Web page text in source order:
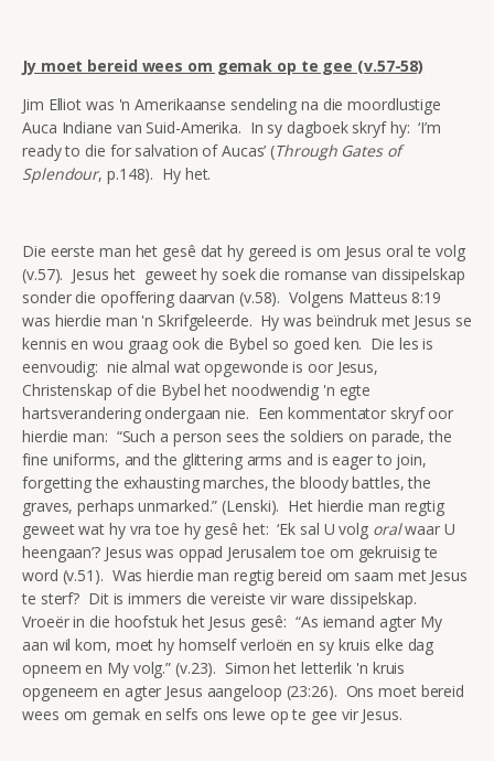
Jy moet bereid wees om gemak op te gee (v.57-58)
Jim Elliot was 'n Amerikaanse sendeling na die moordlustige
Auca Indiane van Suid-Amerika. In sy dagboek skryf hy: ‘I’m
ready to die for salvation of Aucas’ (Through Gates of
Splendour, p.148). Hy het.
Die eerste man het gesê dat hy gereed is om Jesus oral te volg
(v.57). Jesus het geweet hy soek die romanse van dissipelskap
sonder die opoffering daarvan (v.58). Volgens Matteus 8:19
was hierdie man 'n Skrifgeleerde. Hy was beïndruk met Jesus se
kennis en wou graag ook die Bybel so goed ken. Die les is
eenvoudig: nie almal wat opgewonde is oor Jesus,
Christenskap of die Bybel het noodwendig 'n egte
hartsverandering ondergaan nie. Een kommentator skryf oor
hierdie man: “Such a person sees the soldiers on parade, the
fine uniforms, and the glittering arms and is eager to join,
forgetting the exhausting marches, the bloody battles, the
graves, perhaps unmarked.” (Lenski). Het hierdie man regtig
geweet wat hy vra toe hy gesê het: ‘Ek sal U volg oralwaar U
heengaan’? Jesus was oppad Jerusalem toe om gekruisig te
word (v.51). Was hierdie man regtig bereid om saam met Jesus
te sterf? Dit is immers die vereiste vir ware dissipelskap.
Vroeër in die hoofstuk het Jesus gesê: “As iemand agter My
aan wil kom, moet hy homself verloën en sy kruis elke dag
opneem en My volg.” (v.23). Simon het letterlik 'n kruis
opgeneem en agter Jesus aangeloop (23:26). Ons moet bereid
wees om gemak en selfs ons lewe op te gee vir Jesus.